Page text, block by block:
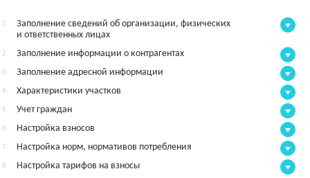
1.
Заполнение сведений об организации, физических
и ответственных лицах
2. Заполнение информации о контрагентах
3. Заполнение адресной информации
4. Характеристики участков
5. Учет граждан
6. Настройка взносов
7. Настройка норм, нормативов потребления
8. Настройка тарифов на взносы